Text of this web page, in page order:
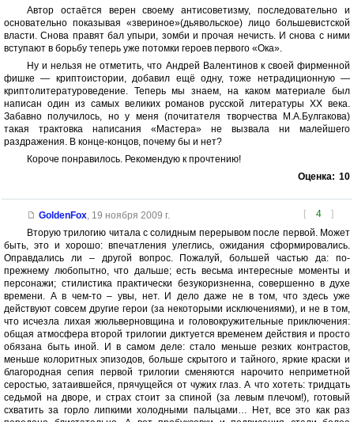
Автор остаётся верен своему антисоветизму, последовательно и
основательно показывая «звериное»(дьявольское) лицо большевистской
власти. Снова правят бал упыри, зомби и прочая нечисть. И снова с ними
вступают в борьбу теперь уже потомки героев первого «Ока».
Ну и нельзя не отметить, что Андрей Валентинов к своей фирменной
фишке — криптоистории, добавил ещё одну, тоже нетрадиционную —
криптолитературоведение. Теперь мы знаем, на каком материале был
написан один из самых великих романов русской литературы ХХ века.
Забавно получилось, но у меня (почитателя творчества М.А.Булгакова)
такая трактовка написания «Мастера» не вызвала ни малейшего
раздражения. В конце-концов, почему бы и нет?
Короче понравилось. Рекомендую к прочтению!
Оценка: 10
[ 4 ]
GoldenFox, 19 ноября 2009 г.
Вторую трилогию читала с солидным перерывом после первой. Может
быть, это и хорошо: впечатления улеглись, ожидания сформировались.
Оправдались ли – другой вопрос. Пожалуй, большей частью да: по-
прежнему любопытно, что дальше; есть весьма интересные моменты и
персонажи; стилистика практически безукоризненна, совершенно в духе
времени. А в чем-то – увы, нет. И дело даже не в том, что здесь уже
действуют совсем другие герои (за некоторыми исключениями), и не в том,
что исчезла лихая жюльверновщина и головокружительные приключения:
общая атмосфера второй трилогии диктуется временем действия и просто
обязана быть иной. И в самом деле: стало меньше резких контрастов,
меньше колоритных эпизодов, больше скрытого и тайного, яркие краски и
благородная сепия первой трилогии сменяются нарочито неприметной
серостью, затаившейся, прячущейся от чужих глаз. А что хотеть: тридцать
седьмой на дворе, и страх стоит за спиной (за левым плечом!), готовый
схватить за горло липкими холодными пальцами… Нет, все это как раз